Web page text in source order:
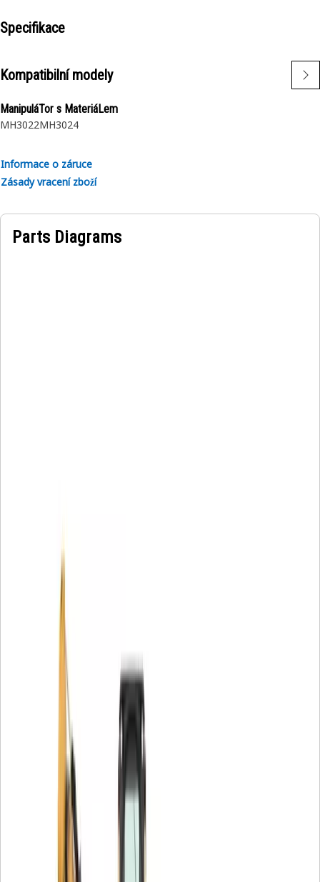
Specifikace
Kompatibilní modely
ManipuláTor s MateriáLem
MH3022MH3024
Informace o záruce
Zásady vracení zboží
Parts Diagrams